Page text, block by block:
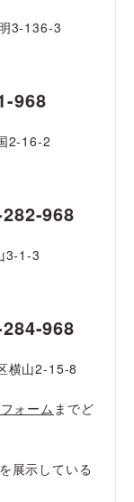
3-136-3
968
2-16-2
968
3-1-3
968
横山2-15-8
ォームまでど
を展示している